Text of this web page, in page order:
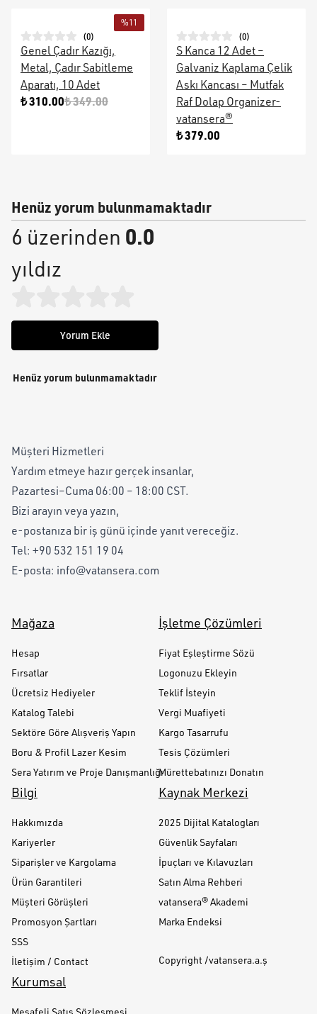
%11
(0)
Genel Çadır Kazığı,
Metal, Çadır Sabitleme
Aparatı, 10 Adet
₺ 310.00₺ 349.00
(0)
S Kanca 12 Adet –
Galvaniz Kaplama Çelik
Askı Kancası – Mutfak
Raf Dolap Organizer-
vatansera®
₺ 379.00
Henüz yorum bulunmamaktadır
6 üzerinden 0.0
yıldız
Yorum Ekle
Henüz yorum bulunmamaktadır
Müşteri Hizmetleri
Yardım etmeye hazır gerçek insanlar,
Pazartesi–Cuma 06:00 – 18:00 CST.
Bizi arayın veya yazın,
e-postanıza bir iş günü içinde yanıt vereceğiz.
Tel: +90 532 151 19 04
E-posta: info@vatansera.com
Mağaza
Hesap
Fırsatlar
Ücretsiz Hediyeler
Katalog Talebi
Sektöre Göre Alışveriş Yapın
Boru & Profil Lazer Kesim
Sera Yatırım ve Proje Danışmanlığı
İşletme Çözümleri
Fiyat Eşleştirme Sözü
Logonuzu Ekleyin
Teklif İsteyin
Vergi Muafiyeti
Kargo Tasarrufu
Tesis Çözümleri
Mürettebatınızı Donatın
Bilgi
Hakkımızda
Kariyerler
Siparişler ve Kargolama
Ürün Garantileri
Müşteri Görüşleri
Promosyon Şartları
SSS
İletişim / Contact
Kaynak Merkezi
2025 Dijital Katalogları
Güvenlik Sayfaları
İpuçları ve Kılavuzları
Satın Alma Rehberi
vatansera® Akademi
Marka Endeksi
Copyright /vatansera.a.ş
Kurumsal
Mesafeli Satış Sözleşmesi